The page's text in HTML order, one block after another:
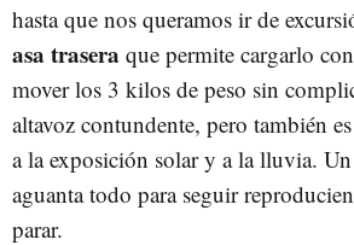
hasta que nos queramos ir de
asa trasera que permite cargarlo
mover los 3 kilos de peso sin
altavoz contundente, pero también
a la exposición solar y a la lluvia.
aguanta todo para seguir
parar.